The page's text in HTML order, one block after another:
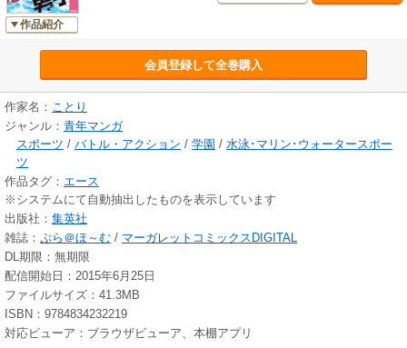
作品紹介
会員登録して全巻購入
作家名： ことり
ジャンル： 青年マンガ
スポーツ / バトル・アクション / 学園 / 水泳･マリン･ウォータースポー
ツ
作品タグ： エース
※システムにて自動抽出したものを表示しています
出版社： 集英社
雑誌： ぷら＠ほ～む / マーガレットコミックスDIGITAL
DL期限：無期限
配信開始日：2015年6月25日
ファイルサイズ：41.3MB
ISBN：9784834232219
対応ビューア：ブラウザビューア、本棚アプリ